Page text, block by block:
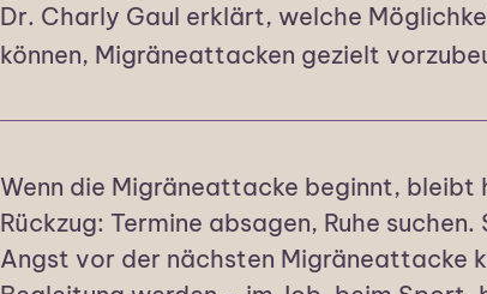
Dr. Charly Gaul erklärt, welche
können, Migräneattacken gezielt
Wenn die Migräneattacke beginnt, bleibt
Rückzug: Termine absagen, Ruhe
Angst vor der nächsten Migräneattacke